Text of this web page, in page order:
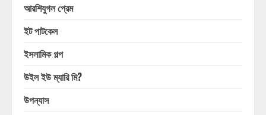
আরশিযুগল প্রেম
ইট পাটকেল
ইসলামিক গল্প
উইল ইউ ম্যারি মি?
উপন্যাস